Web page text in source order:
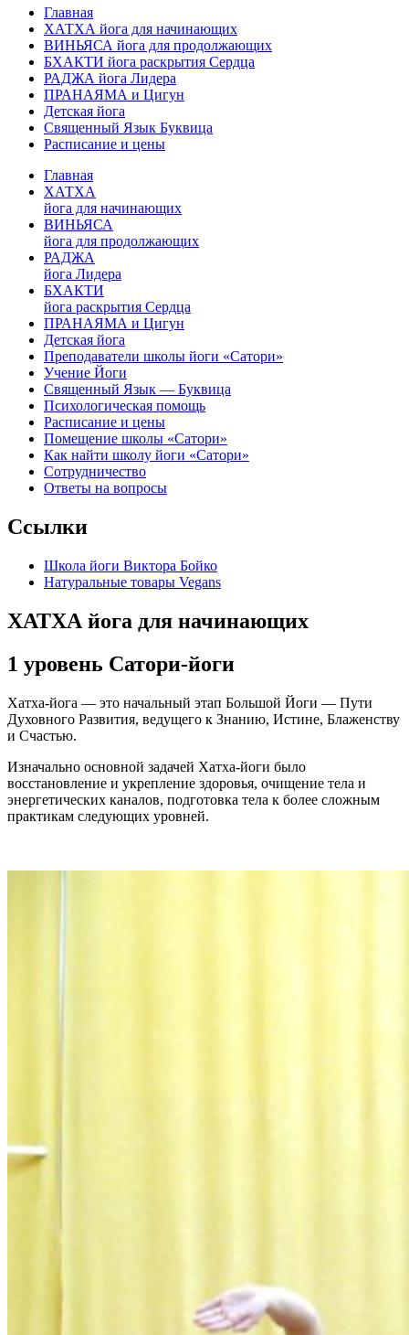
Главная
ХАТХА йога для начинающих
ВИНЬЯСА йога для продолжающих
БХАКТИ йога раскрытия Сердца
РАДЖА йога Лидера
ПРАНАЯМА и Цигун
Детская йога
Священный Язык Буквица
Расписание и цены
Главная
ХАТХА
йога для начинающих
ВИНЬЯСА
йога для продолжающих
РАДЖА
йога Лидера
БХАКТИ
йога раскрытия Сердца
ПРАНАЯМА и Цигун
Детская йога
Преподаватели школы йоги «Сатори»
Учение Йоги
Священный Язык — Буквица
Психологическая помощь
Расписание и цены
Помещение школы «Сатори»
Как найти школу йоги «Сатори»
Сотрудничество
Ответы на вопросы
Ссылки
Школа йоги Виктора Бойко
Натуральные товары Vegans
ХАТХА йога для начинающих
1 уровень Сатори-йоги
Хатха-йога — это начальный этап Большой Йоги — Пути
Духовного Развития, ведущего к Знанию, Истине, Блаженству
и Счастью.
Изначально основной задачей Хатха-йоги было
восстановление и укрепление здоровья, очищение тела и
энергетических каналов, подготовка тела к более сложным
практикам следующих уровней.